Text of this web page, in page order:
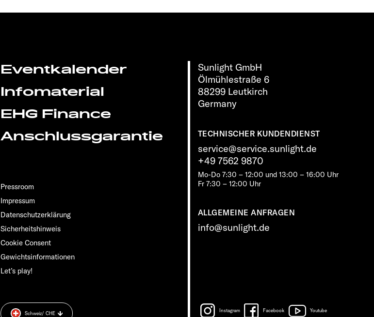
Sunlight GmbH
Ölmühlestraße 6
88299 Leutkirch
Germany
TECHNISCHER KUNDENDIENST
service@service.sunlight.de
+49 7562 9870
Mo-Do 7:30 – 12:00 und 13:00 – 16:00 Uhr
Fr 7:30 – 12:00 Uhr
ALLGEMEINE ANFRAGEN
info@sunlight.de
Eventkalender
Infomaterial
EHG Finance
Anschlussgarantie
Pressroom
Impressum
Datenschutzerklärung
Sicherheitshinweis
Cookie Consent
Gewichts­informationen
Let’s play!
Instagram Facebook Youtube
Schweiz/ CHE